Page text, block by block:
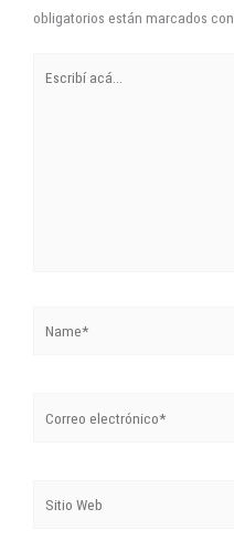
obligatorios están marcados con
acá...
electrónico*
Web